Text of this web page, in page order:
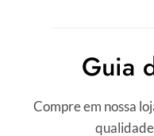
Guia
Compre em nossa